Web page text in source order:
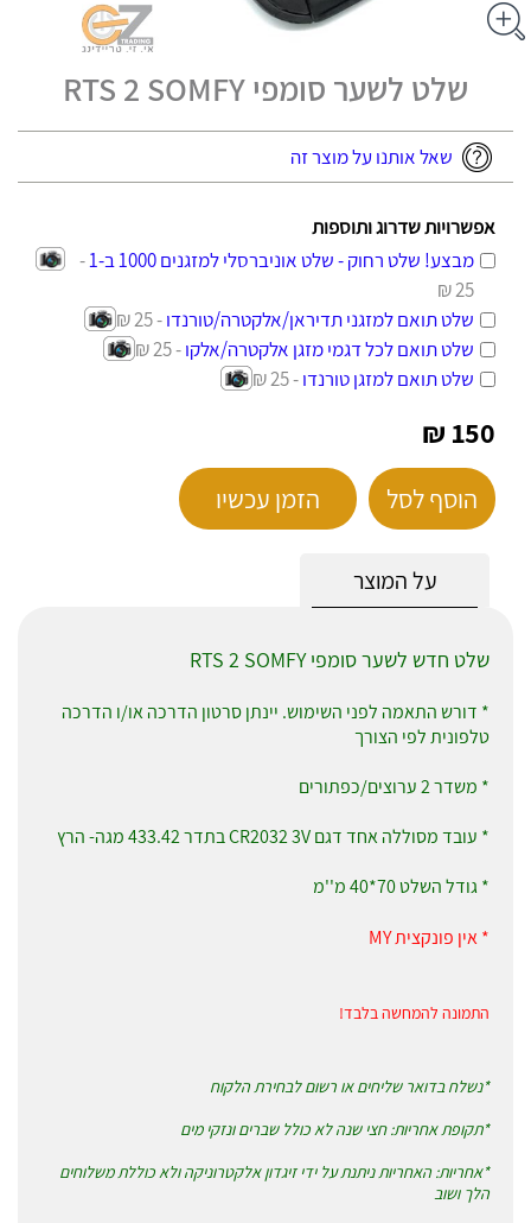
שלט לשער סומפי RTS 2 SOMFY
שאל אותנו על מוצר זה
אפשרויות שדרוג ותוספות
מבצע! שלט רחוק - שלט אוניברסלי למזגנים 1000 ב-1
-
25 ₪
שלט תואם למזגני תדיראן/אלקטרה/טורנדו- 25 ₪
שלט תואם לכל דגמי מזגן אלקטרה/אלקו- 25 ₪
שלט תואם למזגן טורנדו- 25 ₪
150 ₪
הוסף לסל הזמן עכשיו
על המוצר
שלט חדש לשער סומפי RTS 2 SOMFY
* דורש התאמה לפני השימוש. יינתן סרטון הדרכה או/ו הדרכה
טלפונית לפי הצורך
* משדר 2 ערוצים/כפתורים
* עובד מסוללה אחד דגם CR2032 3V בתדר 433.42 מגה- הרץ
* גודל השלט 70*40 מ''מ
* אין פונקצית MY
התמונה להמחשה בלבד!
*נשלח בדואר שליחים או רשום לבחירת הלקוח
*תקופת אחריות: חצי שנה לא כולל שברים ונזקי מים
*אחריות: האחריות ניתנת על ידי זיגדון אלקטרוניקה ולא כוללת משלוחים
הלך ושוב